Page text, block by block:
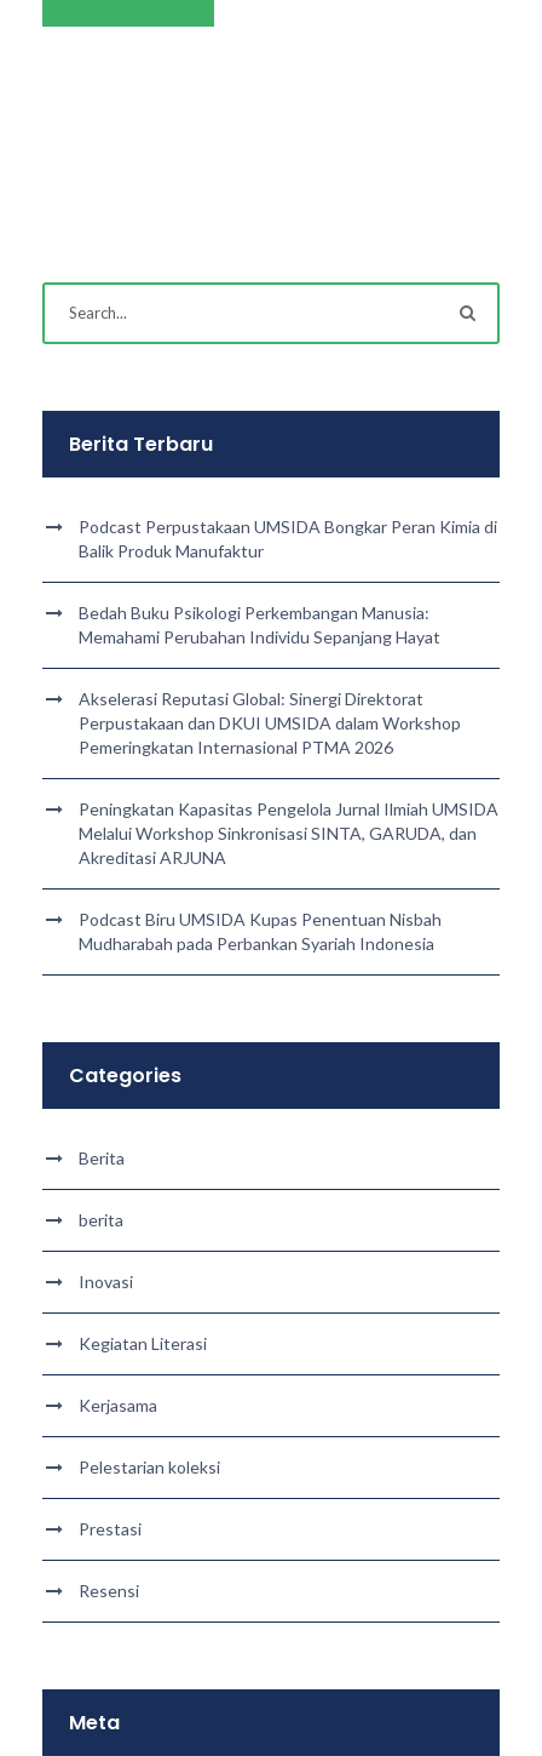
Berita Terbaru
Podcast Perpustakaan UMSIDA Bongkar Peran Kimia di
Balik Produk Manufaktur
Bedah Buku Psikologi Perkembangan Manusia:
Memahami Perubahan Individu Sepanjang Hayat
Akselerasi Reputasi Global: Sinergi Direktorat
Perpustakaan dan DKUI UMSIDA dalam Workshop
Pemeringkatan Internasional PTMA 2026
Peningkatan Kapasitas Pengelola Jurnal Ilmiah UMSIDA
Melalui Workshop Sinkronisasi SINTA, GARUDA, dan
Akreditasi ARJUNA
Podcast Biru UMSIDA Kupas Penentuan Nisbah
Mudharabah pada Perbankan Syariah Indonesia
Categories
Berita
berita
Inovasi
Kegiatan Literasi
Kerjasama
Pelestarian koleksi
Prestasi
Resensi
Meta